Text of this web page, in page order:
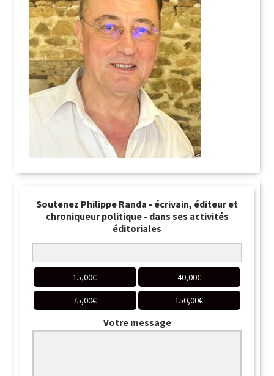
Soutenez Philippe Randa - écrivain, éditeur et
chroniqueur politique - dans ses activités
éditoriales
15,00€ 40,00€
75,00€ 150,00€
Votre message